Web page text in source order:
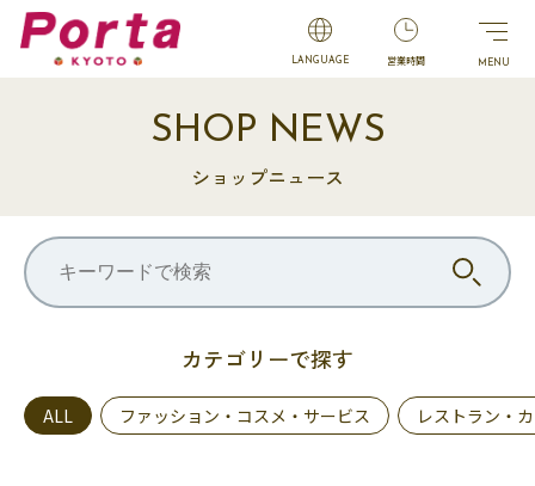
LANGUAGE 営業時間
SHOP NEWS
ショップニュース
カテゴリーで探す
ALL ファッション・コスメ・サービス レストラン・